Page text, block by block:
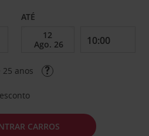
ATÉ
anos
CARROS